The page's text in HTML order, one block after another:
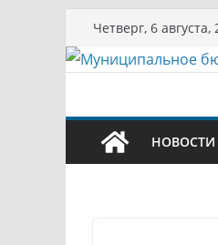
Перейти
к
содержимому
Четверг, 6 августа,
НОВОСТИ